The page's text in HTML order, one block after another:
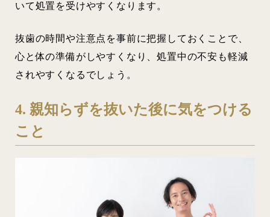
いて処置を受けやすくなります。
抜歯の時間や注意点を事前に把握しておくことで、
心と体の準備がしやすくなり、処置中の不安も軽減
されやすくなるでしょう。
4. 親知らずを抜いた後に気をつける
こと